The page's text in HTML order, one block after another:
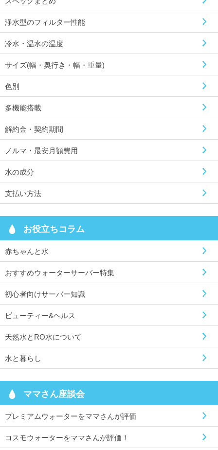
浄水型のフィルター性能
冷水・温水の温度
サイズ(幅・奥行き・幅・重量)
色別
多機能搭載
解約金・契約期間
ノルマ・最安月額費用
水の成分
支払い方法
お役立ちコラム
赤ちゃんと水
おすすめウォーターサーバー特集
初心者向けサーバー知識
ビューティー&ヘルス
天然水とRO水について
水と暮らし
ママさん座談会
プレミアムウォーターをママさんが評価
コスモウォーターをママさんが評価！